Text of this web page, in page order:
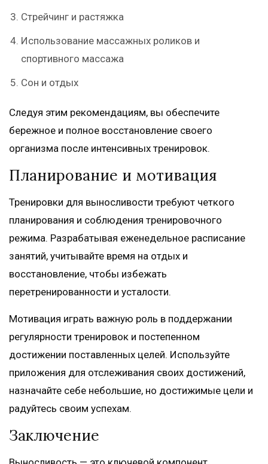
Стрейчинг и растяжка
Использование массажных роликов и
спортивного массажа
Сон и отдых
Следуя этим рекомендациям, вы обеспечите
бережное и полное восстановление своего
организма после интенсивных тренировок.
Планирование и мотивация
Тренировки для выносливости требуют четкого
планирования и соблюдения тренировочного
режима. Разрабатывая еженедельное расписание
занятий, учитывайте время на отдых и
восстановление, чтобы избежать
перетренированности и усталости.
Мотивация играть важную роль в поддержании
регулярности тренировок и постепенном
достижении поставленных целей. Используйте
приложения для отслеживания своих достижений,
назначайте себе небольшие, но достижимые цели и
радуйтесь своим успехам.
Заключение